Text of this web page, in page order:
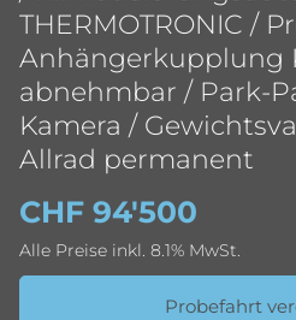
THERMOTRONIC /
Anhängerkupplung
abnehmbar / Park-
Kamera /
Allrad permanent
CHF 94'500
Alle Preise inkl. 8.1% MwSt.
Probefahrt